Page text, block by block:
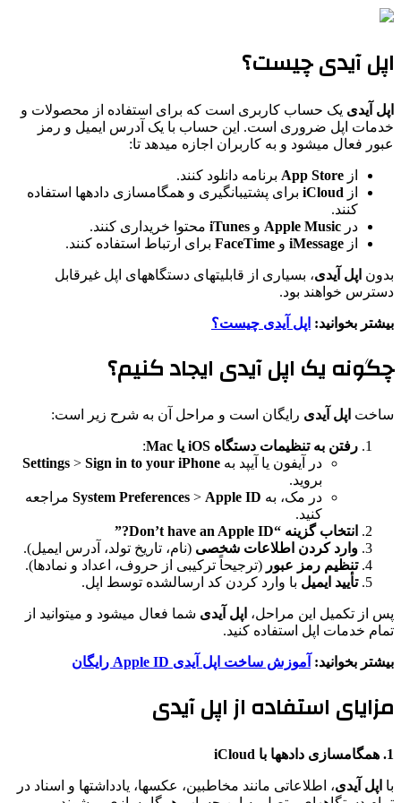
اپل آیدی چیست؟
اپل آیدی یک حساب کاربری است که برای استفاده از محصولات و
خدمات اپل ضروری است. این حساب با یک آدرس ایمیل و رمز
عبور فعال میشود و به کاربران اجازه میدهد تا:
از App Store برنامه دانلود کنند.
از iCloud برای پشتیبانگیری و همگامسازی دادهها استفاده
کنند.
در Apple Music و iTunes محتوا خریداری کنند.
از iMessage و FaceTime برای ارتباط استفاده کنند.
بدون اپل آیدی، بسیاری از قابلیتهای دستگاههای اپل غیرقابل
دسترس خواهند بود.
بیشتر بخوانید: اپل آیدی چیست؟
چگونه یک اپل آیدی ایجاد کنیم؟
ساخت اپل آیدی رایگان است و مراحل آن به شرح زیر است:
رفتن به تنظیمات دستگاه iOS یا Mac
:
در آیفون یا آیپد به
Settings > Sign in to your iPhone
بروید.
در مک، به
System Preferences > Apple ID
مراجعه
کنید.
انتخاب گزینه “Don’t have an Apple ID?”
وارد کردن اطلاعات شخصی (نام، تاریخ تولد، آدرس ایمیل).
تنظیم رمز عبور (ترجیحاً ترکیبی از حروف، اعداد و نمادها).
تأیید ایمیل با وارد کردن کد ارسالشده توسط اپل.
پس از تکمیل این مراحل، اپل آیدی شما فعال میشود و میتوانید از
تمام خدمات اپل استفاده کنید.
بیشتر بخوانید: آموزش ساخت اپل آیدی Apple ID رایگان
مزایای استفاده از اپل آیدی
1. همگامسازی دادهها با iCloud
با اپل آیدی، اطلاعاتی مانند مخاطبین، عکسها، یادداشتها و اسناد در